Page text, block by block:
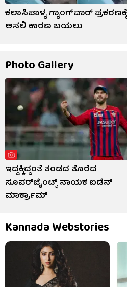
ಕಲಾಸಿಪಾಳ್ಯ ಗ್ಯಾಂಗ್‌ವಾರ್ ಪ್ರಕರಣಕ್ಕೆ
ಅಸಲಿ ಕಾರಣ ಬಯಲು
Photo Gallery
ಇದ್ದಕ್ಕಿದ್ದಂತೆ ತಂಡದ ತೊರೆದ
ಸೂಪರ್‌ಜೈಂಟ್ಸ್ ನಾಯಕ ಐಡೆನ್
ಮಾರ್ಕ್ರಾಮ್
Kannada Webstories